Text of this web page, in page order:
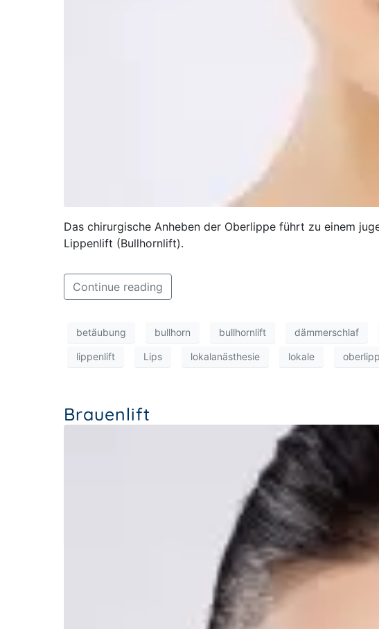
Das chirurgische Anheben der Oberlippe führt zu einem
Lippenlift (Bullhornlift).
Continue reading
betäubung bullhorn bullhornlift dämmerschlaf
lippenlift Lips lokalanästhesie lokale
Brauenlift